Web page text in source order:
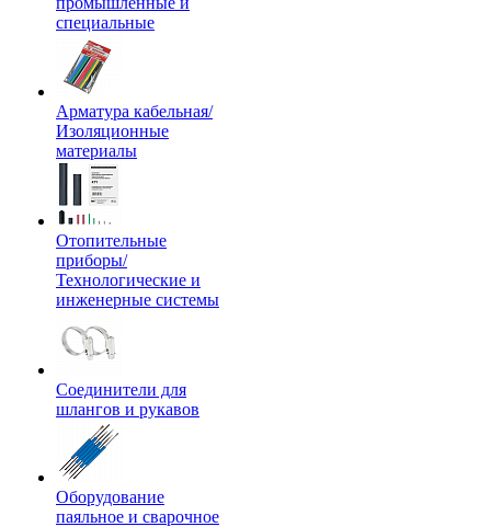
специальные
Арматура кабельная/
Изоляционные
материалы
Отопительные
приборы/
Технологические и
инженерные системы
Соединители для
шлангов и рукавов
Оборудование
паяльное и сварочное